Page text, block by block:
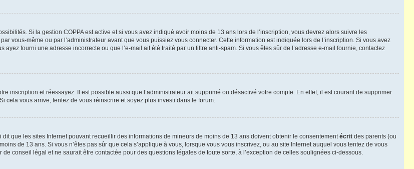
Si la gestion COPPA est active et si vous avez indiqué avoir moins de 13 ans lors de l’inscription, vous devrez alors suivre les
vous-même ou par l’administrateur avant que vous puissiez vous connecter. Cette information est indiquée lors de l’inscription. Si vous avez
fourni une adresse incorrecte ou que l’e-mail ait été traité par un filtre anti-spam. Si vous êtes sûr de l’adresse e-mail fournie, contactez
inscription et réessayez. Il est possible aussi que l’administrateur ait supprimé ou désactivé votre compte. En effet, il est courant de supprimer
vous arrive, tentez de vous réinscrire et soyez plus investi dans le forum.
que les sites Internet pouvant recueillir des informations de mineurs de moins de 13 ans doivent obtenir le consentementécrit des parents (ou
de 13 ans. Si vous n’êtes pas sûr que cela s’applique à vous, lorsque vous vous inscrivez, ou au site Internet auquel vous tentez de vous
conseil légal et ne saurait être contactée pour des questions légales de toute sorte, à l’exception de celles soulignées ci-dessous.